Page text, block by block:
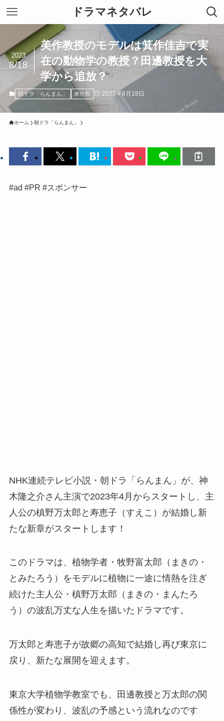
ドラマネタバレ
美作教授のモデルは箕作佳吉で実
在の動物学の教授？田邊教授を大
学から追放？
2023
8/18
朝ドラ「らんまん」 未分類 2023年8月18日
ホーム 朝ドラ「らんまん」
#ad #PR #スポンサー
NHK連続テレビ小説・朝ドラ「らんまん」が、神
木隆之介さん主演で2023年4月からスタートし、主
人公の槙野万太郎と寿恵子（すえこ）が結婚し新
たな新章がスタートします！
このドラマは、植物学者・牧野富太郎（まきの・
とみたろう）をモデルに植物に一途に情熱を注ぎ
続けた主人公・槙野万太郎（まきの・まんたろ
う）の波乱万丈な人生を描いたドラマです。
万太郎と寿恵子が故郷の高知で結婚し再び東京に
戻り、新たな展開を迎えます。
東京大学植物学教室でも、田邊教授と万太郎の関
係性が変わり、波乱の予感という流れなのです